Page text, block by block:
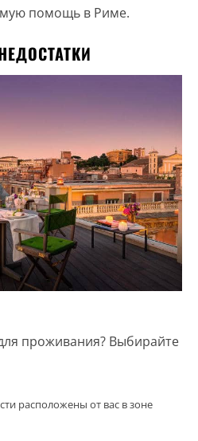
помощь в Риме.
проживания? Выбирайте
расположены от вас в зоне